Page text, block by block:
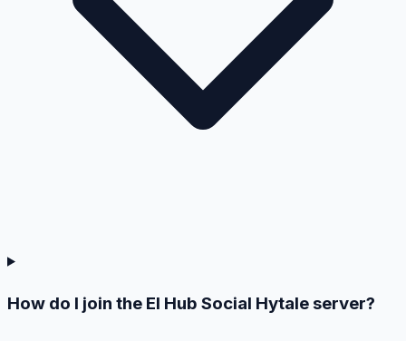
How do I join the El Hub Social Hytale server?